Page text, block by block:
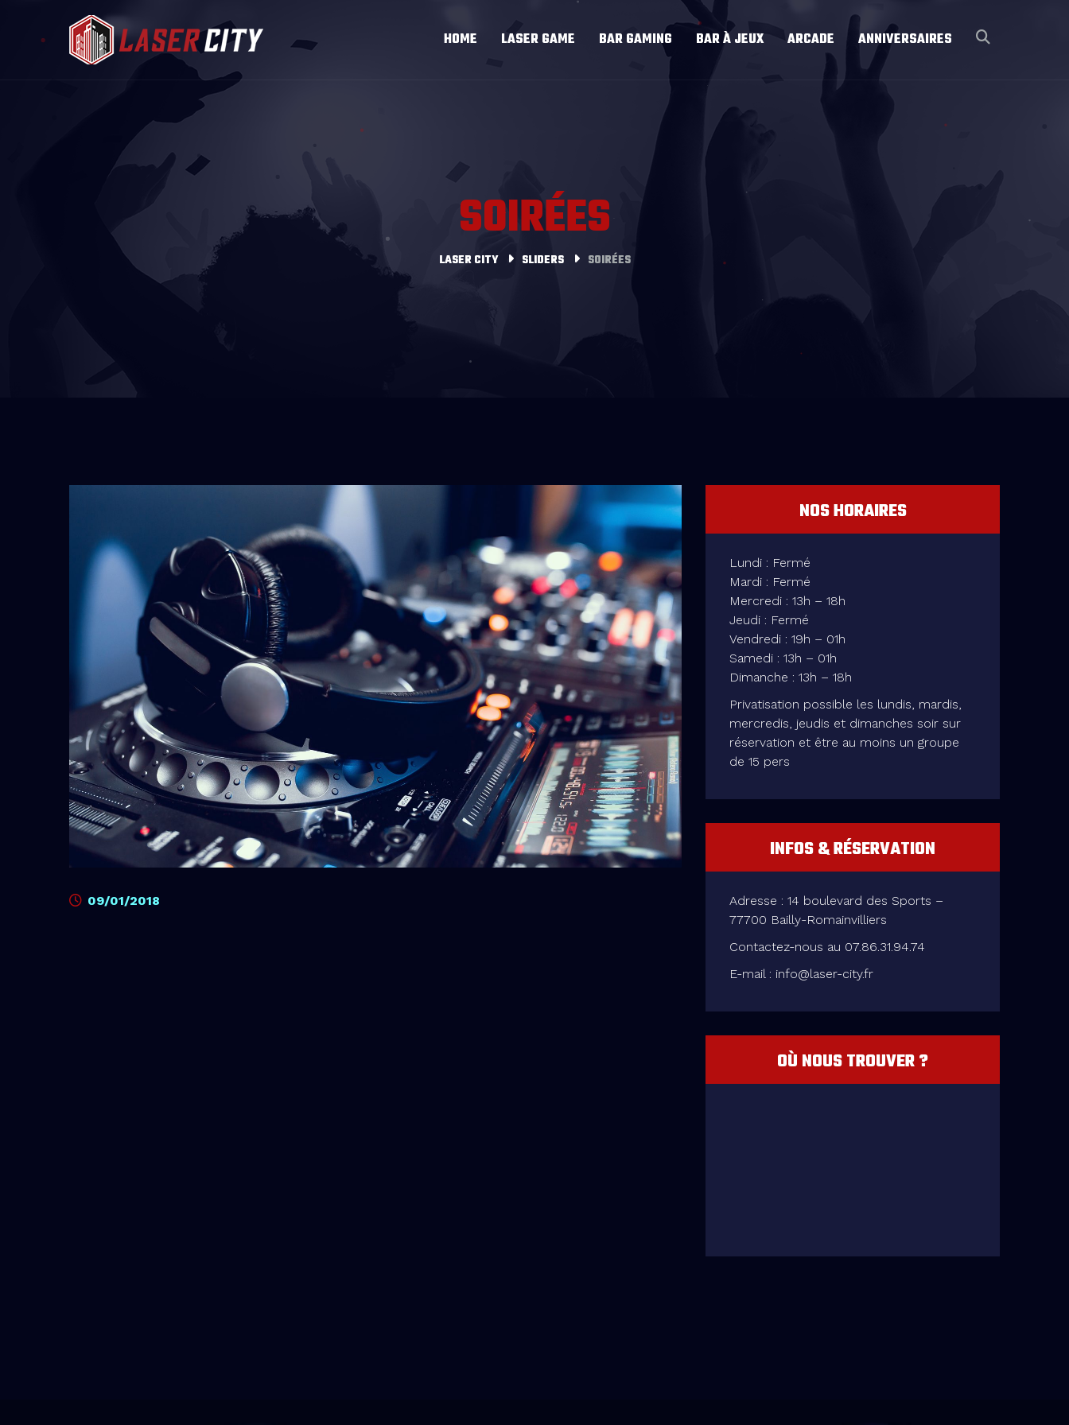
HOME LASER GAME BAR GAMING BAR À JEUX ARCADE ANNIVERSAIRES
SOIRÉES
LASER CITY SLIDERS SOIRÉES
09/01/2018
NOS HORAIRES
Lundi : Fermé
Mardi : Fermé
Mercredi : 13h – 18h
Jeudi : Fermé
Vendredi : 19h – 01h
Samedi : 13h – 01h
Dimanche : 13h – 18h
Privatisation possible les lundis, mardis,
mercredis, jeudis et dimanches soir sur
réservation et être au moins un groupe
de 15 pers
INFOS & RÉSERVATION
Adresse : 14 boulevard des Sports –
77700 Bailly-Romainvilliers
Contactez-nous au 07.86.31.94.74
E-mail : info@laser-city.fr
OÙ NOUS TROUVER ?